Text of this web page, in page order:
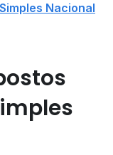
Nacional